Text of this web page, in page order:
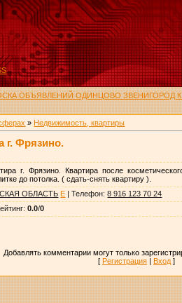
ОБЪЯВЛЕНИЙ ОДИНЦОВО ЗВЕНИГОРОД
» Недвижимость, квартиры
г. Фрязино.
г. Фрязино. Квартира после
до потолка. ( сдать-снять квартиру ).
ОБЛАСТЬ E |Телефон:8 916 123 70 24
:0.0/0
Добавлять комментарии могут только
[ Регистрация| Вход]